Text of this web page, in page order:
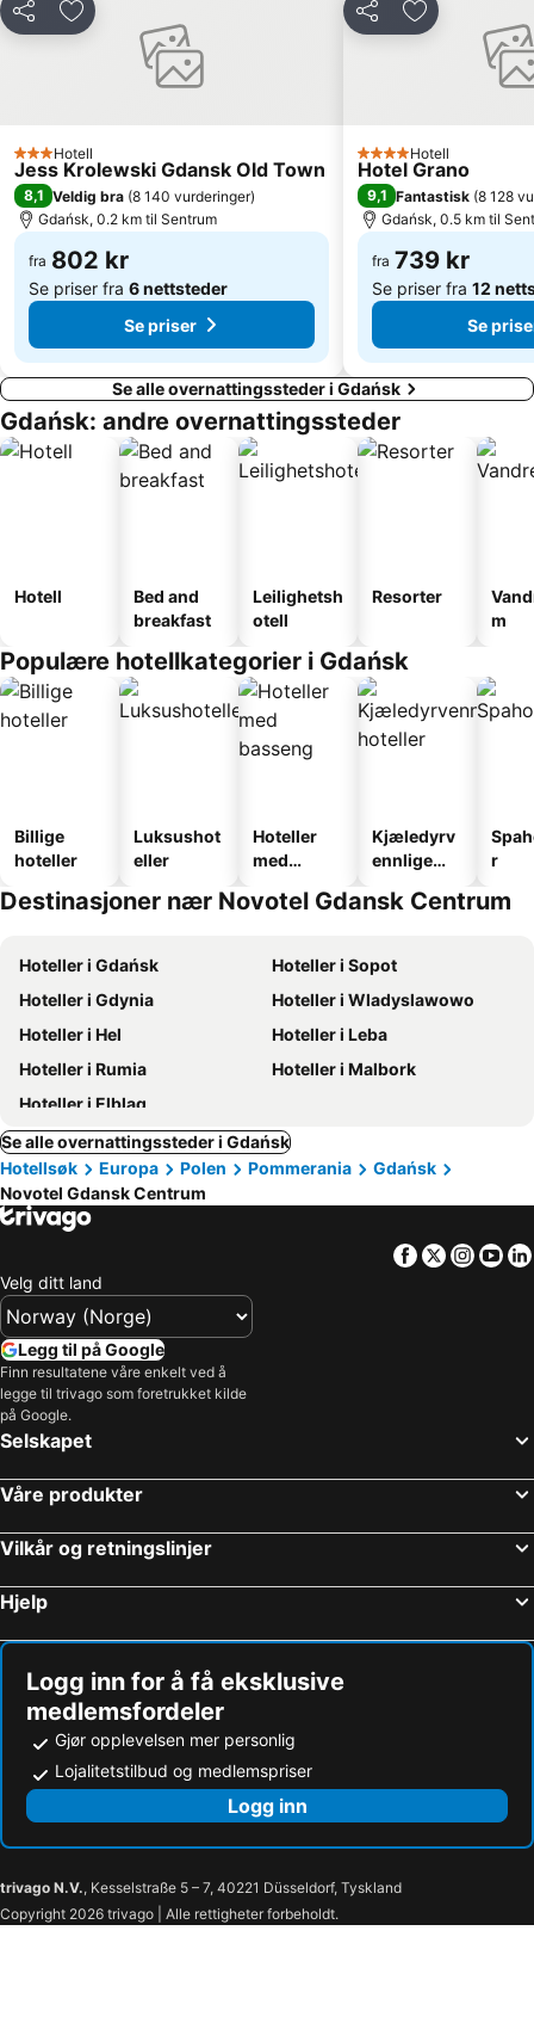
Neptun
Politechnika Gdańska - Gmach Główny
Plaża Jelitkowo
Napoli
Dworzec PKP
Stogi
Bohaterów Monte Cassino
Plaża Orłowo
Del Legg til i favoritter
3 Stjerner
Hotell
Jess Krolewski Gdansk Old Town
8,1 Veldig bra (8 140 vurderinger)
Gdańsk, 0.2 km til Sentrum
fra 802 kr
Se priser fra 6 nettsteder
Se priser
Del Legg til i
4 Stjerner
Hotell
Hotel Grano
9,1 Fantastisk (8 128
Gdańsk, 0.5 km til
fra 739 kr
Se priser fra 12
Se
Se alle overnattingssteder i Gdańsk
Gdańsk: andre overnattingssteder
Hotell
Bed and
breakfast
Leilighetsh
otell
Resorter
m
Populære hotellkategorier i Gdańsk
Billige
hoteller
Luksushot
eller
Hoteller
med
Kjæledyrv
ennlige
r
Destinasjoner nær Novotel Gdansk Centrum
Hoteller i Gdańsk
Hoteller i Sopot
Hoteller i Gdynia
Hoteller i Wladyslawowo
Hoteller i Hel
Hoteller i Leba
Hoteller i Rumia
Hoteller i Malbork
Hoteller i Elblag
Se alle overnattingssteder i Gdańsk
Hotellsøk
Europa Polen Pommerania
Gdańsk
Novotel Gdansk Centrum
Facebook
Twitter
Velg ditt land
Legg til på Google
Finn resultatene våre enkelt ved å
legge til trivago som foretrukket kilde
på Google.
Selskapet
Våre produkter
Vilkår og retningslinjer
Hjelp
Logg inn for å få eksklusive
medlemsfordeler
Gjør opplevelsen mer personlig
Lojalitetstilbud og medlemspriser
Logg inn
trivago N.V., Kesselstraße 5 – 7, 40221 Düsseldorf, Tyskland
Copyright 2026 trivago | Alle rettigheter forbeholdt.